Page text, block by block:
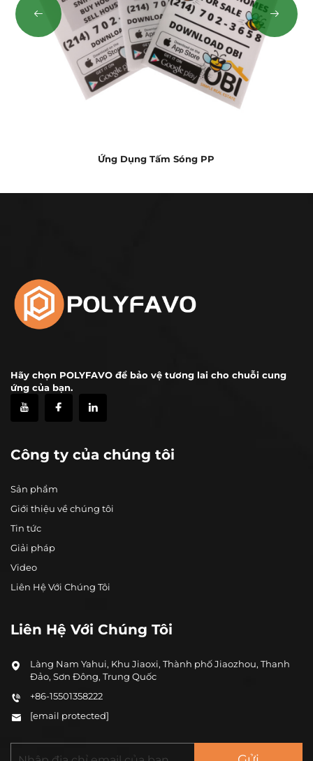
Ứng Dụng Tấm Sóng PP
Hãy chọn POLYFAVO để bảo vệ tương lai cho chuỗi cung
ứng của bạn.
Công ty của chúng tôi
Sản phẩm
Giới thiệu về chúng tôi
Tin tức
Giải pháp
Video
Liên Hệ Với Chúng Tôi
Liên Hệ Với Chúng Tôi
Làng Nam Yahui, Khu Jiaoxi, Thành phố Jiaozhou, Thanh
Đảo, Sơn Đông, Trung Quốc
+86-15501358222
[email protected]